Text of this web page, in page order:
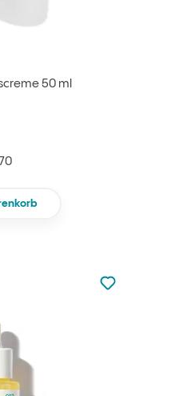
50 ml
zu den
zu Ihren